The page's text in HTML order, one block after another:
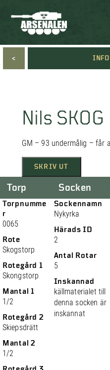
< INFO
Nils SKOG
GM – 93 undermålig – får
SKRIV UT
Torp
Torpnumme
r
0065
Rote
Skogstorp
Rotegård 1
Skongstorp
Mantal 1
1/2
Rotegård 2
Skiepsdrätt
Mantal 2
1/2
Socken
Sockennamn
Nykyrka
Härads ID
2
Antal Rotar
5
Inskannad
källmaterialet till
denna socken är
inskannat